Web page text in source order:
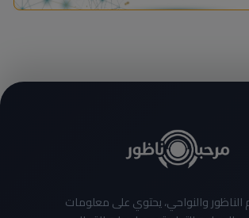
الناظور والنواحي، يحتوي على معلومات